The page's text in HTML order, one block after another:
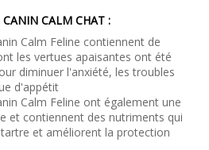
CALM CHAT :
Calm Feline contiennent de
les vertues apaisantes ont été
diminuer l'anxiété, les troubles
d'appétit
Calm Feline ont également une
et contiennent des nutriments qui
et améliorent la protection